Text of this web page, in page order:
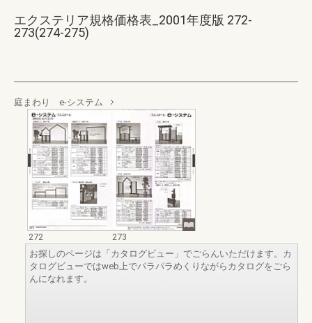
エクステリア規格価格表_2001年度版 272-
273(274-275)
庭まわり e-システム
272
273
お探しのページは「カタログビュー」でごらんいただけます。カ
タログビューではweb上でパラパラめくりながらカタログをごら
んになれます。